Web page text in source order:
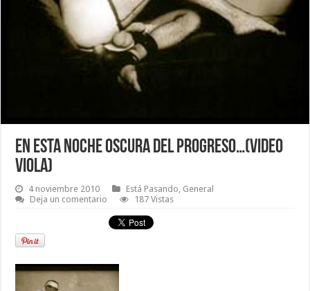
En esta noche oscura del progreso…(Video
Viola)
4 noviembre 2010 Está Pasando General
Deja un comentario
187 Vistas